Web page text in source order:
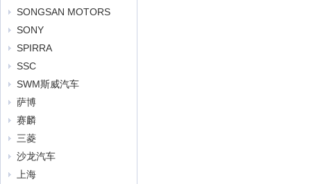
SONGSAN MOTORS
SONY
SPIRRA
SSC
SWM斯威汽车
萨博
赛麟
三菱
沙龙汽车
上海